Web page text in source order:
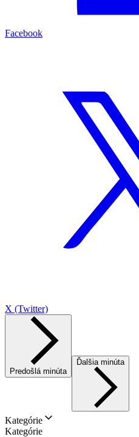
Facebook
X (Twitter)
Predošlá minúta
Ďalšia minúta
Kategórie
Kategórie